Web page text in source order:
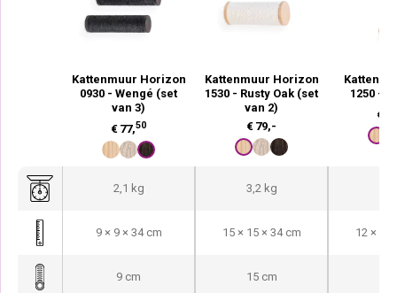
Kattenmuur Horizon
0930 - Wengé (set
van 3)
€ 77,50
Kattenmuur Horizon
1530 - Rusty Oak (set
van 2)
€ 79,-
1250 -
€
2,1 kg 3,2 kg
9 × 9 × 34 cm 15 × 15 × 34 cm 12 × 15
9 cm 15 cm